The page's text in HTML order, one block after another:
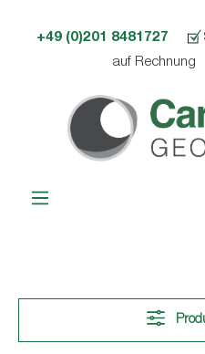
+49 (0)201 8481727
auf Rechnung